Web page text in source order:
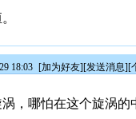
18:03 [加为好友][发送消息][
，哪怕在这个旋涡